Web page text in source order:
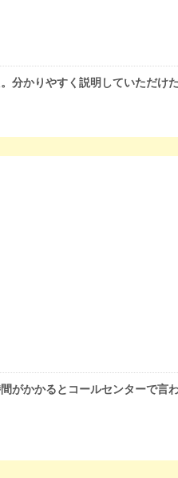
分かりやすく説明していただけ
がかかるとコールセンターで